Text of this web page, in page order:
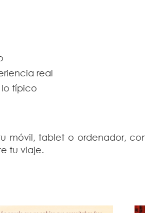
real
lo típico
móvil, tablet o ordenador,
tu viaje.